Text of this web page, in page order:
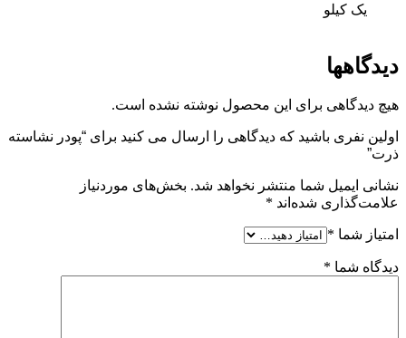
یک کیلو
دیدگاهها
هیچ دیدگاهی برای این محصول نوشته نشده است.
اولین نفری باشید که دیدگاهی را ارسال می کنید برای “پودر نشاسته
ذرت”
نشانی ایمیل شما منتشر نخواهد شد. بخش‌های موردنیاز
علامت‌گذاری شده‌اند *
امتیاز شما *
دیدگاه شما *